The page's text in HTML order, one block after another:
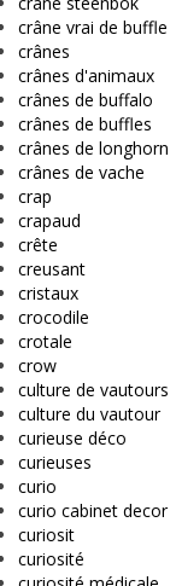
crâne vrai de buffle
crânes
crânes d'animaux
crânes de buffalo
crânes de buffles
crânes de longhorn
crânes de vache
crap
crapaud
crête
creusant
cristaux
crocodile
crotale
crow
culture de vautours
culture du vautour
curieuse déco
curieuses
curio
curio cabinet decor
curiosit
curiosité